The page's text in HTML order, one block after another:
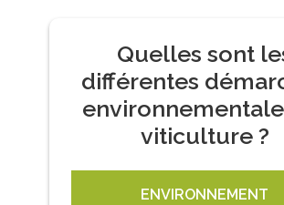
Quelles sont
différentes
viticulture ?
ENVIRONNEMENT